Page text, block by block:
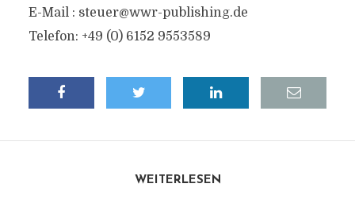
E-Mail : steuer@wwr-publishing.de
Telefon: +49 (0) 6152 9553589
WEITERLESEN